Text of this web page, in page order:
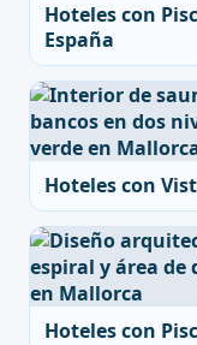
Hoteles con
España
Hoteles con
Hoteles con